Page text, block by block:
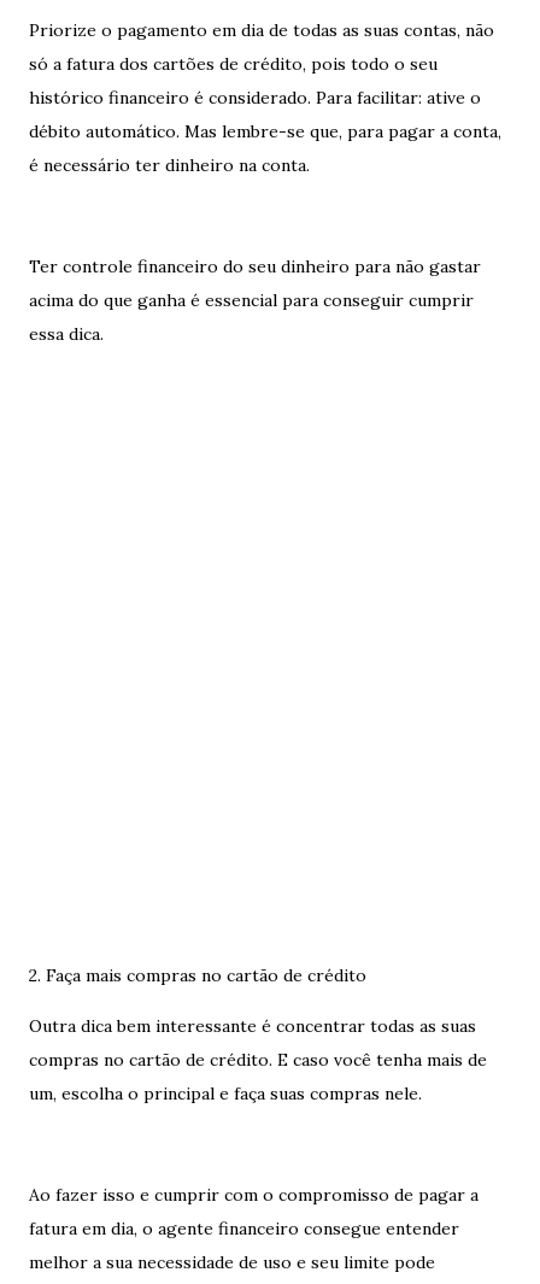
Priorize o pagamento em dia de todas as suas contas, não
só a fatura dos cartões de crédito, pois todo o seu
histórico financeiro é considerado. Para facilitar: ative o
débito automático. Mas lembre-se que, para pagar a conta,
é necessário ter dinheiro na conta.
Ter controle financeiro do seu dinheiro para não gastar
acima do que ganha é essencial para conseguir cumprir
essa dica.
2. Faça mais compras no cartão de crédito
Outra dica bem interessante é concentrar todas as suas
compras no cartão de crédito. E caso você tenha mais de
um, escolha o principal e faça suas compras nele.
Ao fazer isso e cumprir com o compromisso de pagar a
fatura em dia, o agente financeiro consegue entender
melhor a sua necessidade de uso e seu limite pode